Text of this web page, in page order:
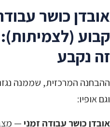
אובדן כושר
קבוע
זה נקבע
ההבחנה המרכזית, שממנה
וגם אופיו:
אובדן כושר עבודה זמני—